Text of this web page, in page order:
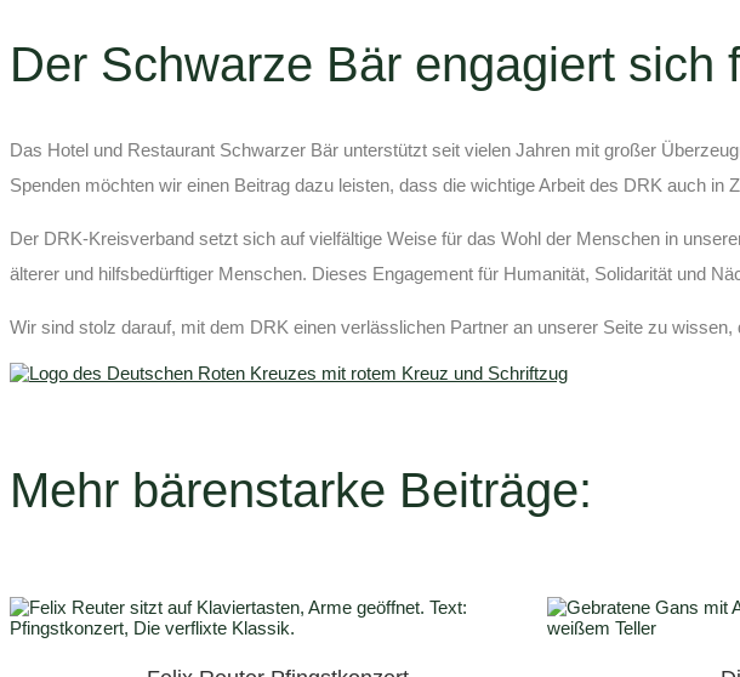
Der Schwarze Bär engagiert sich
Das Hotel und Restaurant Schwarzer Bär unterstützt seit vielen Jahren mit großer
Spenden möchten wir einen Beitrag dazu leisten, dass die wichtige Arbeit des DRK auch in
Der DRK-Kreisverband setzt sich auf vielfältige Weise für das Wohl der Menschen in
älterer und hilfsbedürftiger Menschen. Dieses Engagement für Humanität, Solidarität und
Wir sind stolz darauf, mit dem DRK einen verlässlichen Partner an unserer Seite zu
Mehr bärenstarke Beiträge: